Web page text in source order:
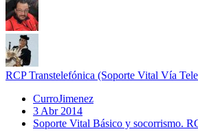
RCP Transtelefónica (Soporte Vital Vía
CurroJimenez
3 Abr 2014
Soporte Vital Básico y socorrismo.